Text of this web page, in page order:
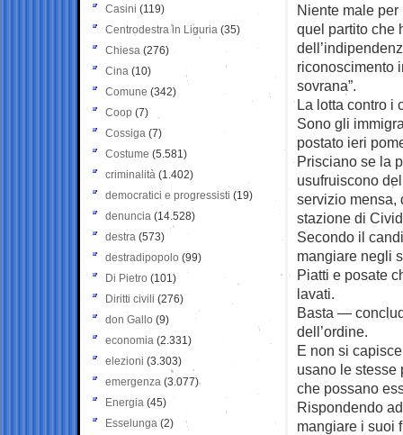
Niente male
quel partito che
riconoscimento
sovrana”.
La lotta contro i
Sono gli
postato ieri
Prisciano se la
usufruiscono
servizio mensa,
stazione di
Secondo il
mangiare negli
Piatti e posate
lavati.
Basta —
dell’ordine.
E non si
usano le stesse
che possano
Rispondendo
mangiare i suoi
Casini (119)
Centrodestra in Liguria (35)
Chiesa (276)
Cina (10)
Comune (342)
Coop (7)
Cossiga (7)
Costume (5.581)
criminalità (1.402)
democratici e progressisti (19)
denuncia (14.528)
destra (573)
destradipopolo (99)
Di Pietro (101)
Diritti civili (276)
don Gallo (9)
economia (2.331)
elezioni (3.303)
emergenza (3.077)
Energia (45)
Esselunga (2)